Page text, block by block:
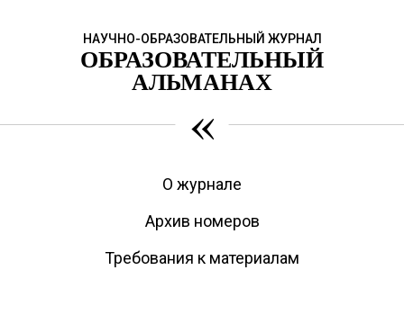
НАУЧНО-ОБРАЗОВАТЕЛЬНЫЙ ЖУРНАЛ
ОБРАЗОВАТЕЛЬНЫЙ
АЛЬМАНАХ
«
О журнале
Архив номеров
Требования к материалам